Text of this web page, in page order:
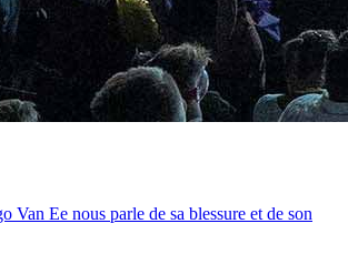
Ee nous parle de sa blessure et de son